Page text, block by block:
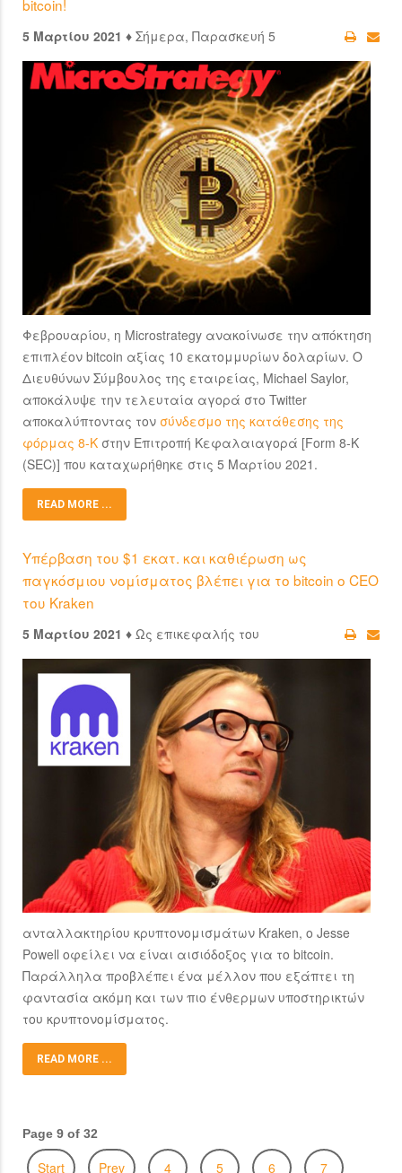
bitcoin!
5 Μαρτίου 2021 ♦ Σήμερα, Παρασκευή 5
Φεβρουαρίου, η Microstrategy ανακοίνωσε την απόκτηση
επιπλέον bitcoin αξίας 10 εκατομμυρίων δολαρίων. Ο
Διευθύνων Σύμβουλος της εταιρείας, Michael Saylor,
αποκάλυψε την τελευταία αγορά στο Twitter
αποκαλύπτοντας τον σύνδεσμο της κατάθεσης της
φόρμας 8-K στην Επιτροπή Κεφαλαιαγορά [Form 8-K
(SEC)] που καταχωρήθηκε στις 5 Μαρτίου 2021.
READ MORE ...
Υπέρβαση του $1 εκατ. και καθιέρωση ως
παγκόσμιου νομίσματος βλέπει για το bitcoin ο CEO
του Kraken
5 Μαρτίου 2021 ♦ Ως επικεφαλής του
ανταλλακτηρίου κρυπτονομισμάτων Kraken, o Jesse
Powell οφείλει να είναι αισιόδοξος για το bitcoin.
Παράλληλα προβλέπει ένα μέλλον που εξάπτει τη
φαντασία ακόμη και των πιο ένθερμων υποστηρικτών
του κρυπτονομίσματος.
READ MORE ...
Page 9 of 32
Start Prev 4 5 6 7